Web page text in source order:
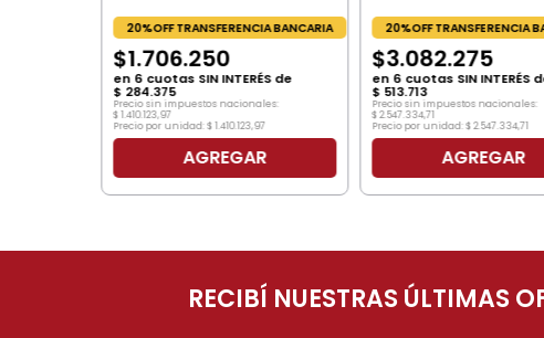
20%OFF TRANSFERENCIA BANCARIA
$1.706.250
en 6 cuotas SIN INTERÉS de
$ 284.375
Precio sin impuestos nacionales:
$1.410.123,97
Precio por unidad:$1.410.123,97
AGREGAR
20%OFF TRANSFERENCIA
$3.082.275
en 6 cuotas SIN INTERÉS
$ 513.713
Precio sin impuestos nacionales:
$ 2.547.334,71
Precio por unidad: $ 2.547.334,71
AGREGAR
RECIBÍ NUESTRAS ÚLTIMAS